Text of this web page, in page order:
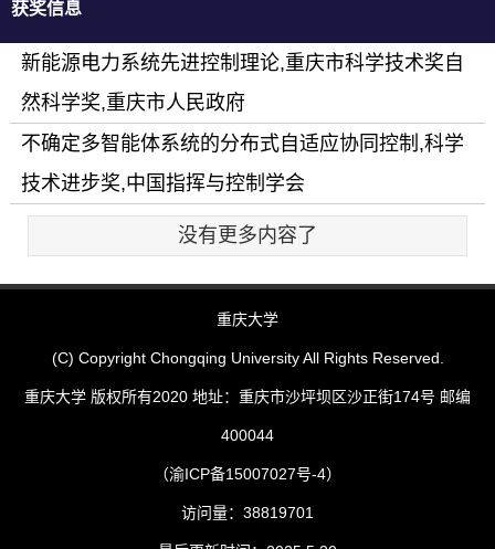
获奖信息
新能源电力系统先进控制理论,重庆市科学技术奖自
然科学奖,重庆市人民政府
不确定多智能体系统的分布式自适应协同控制,科学
技术进步奖,中国指挥与控制学会
没有更多内容了
重庆大学
(C) Copyright Chongqing University All Rights Reserved.
重庆大学 版权所有2020 地址：重庆市沙坪坝区沙正街174号 邮编
400044
（渝ICP备15007027号-4）
访问量： 38819701